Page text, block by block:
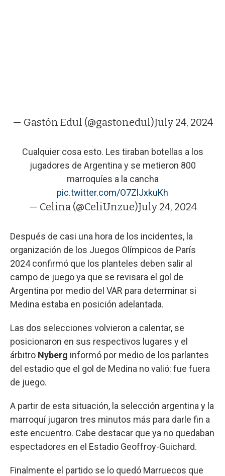
— Gastón Edul (@gastonedul)July 24, 2024
Cualquier cosa esto. Les tiraban botellas a los
jugadores de Argentina y se metieron 800
marroquíes a la cancha
pic.twitter.com/O7ZlJxkuKh
— Celina (@CeliUnzue)July 24, 2024
Después de casi una hora de los incidentes, la
organización de los Juegos Olímpicos de París
2024 confirmó que los planteles deben salir al
campo de juego ya que se revisara el gol de
Argentina por medio del VAR para determinar si
Medina estaba en posición adelantada.
Las dos selecciones volvieron a calentar, se
posicionaron en sus respectivos lugares y el
árbitro Nyberg informó por medio de los parlantes
del estadio que el gol de Medina no valió: fue fuera
de juego.
A partir de esta situación, la selección argentina y la
marroquí jugaron tres minutos más para darle fin a
este encuentro. Cabe destacar que ya no quedaban
espectadores en el Estadio Geoffroy-Guichard.
Finalmente el partido se lo quedó Marruecos que